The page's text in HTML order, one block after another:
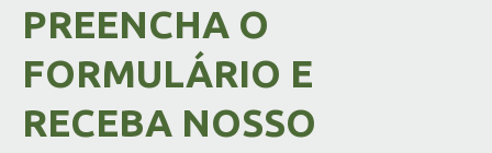
PREENCHA O
FORMULÁRIO E
RECEBA NOSSO